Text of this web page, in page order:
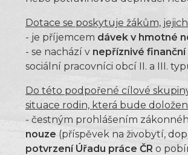
Dotace se poskytuje žákům,
- je příjemcem dávek v hmotné
- se nachází v nepříznivé finanční
sociální pracovníci obcí II. a III.
Do této podpořené cílové
situace rodin, která bude
- čestným prohlášením
nouze (příspěvek na živobytí,
potvrzení Úřadu práce ČR o